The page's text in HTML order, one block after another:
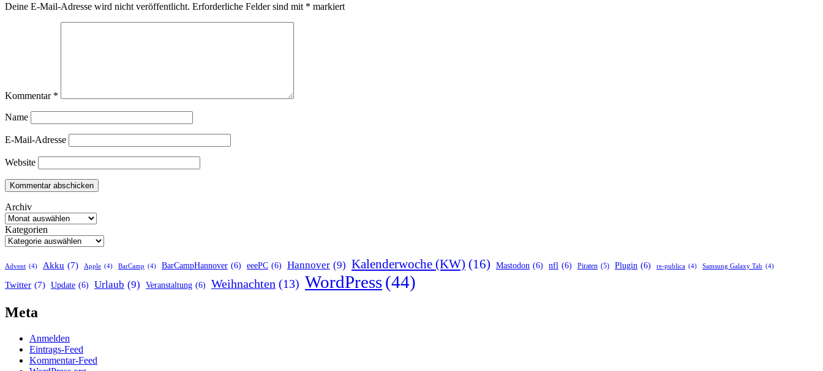
Deine E-Mail-Adresse wird nicht veröffentlicht. Erforderliche Felder sind mit * markiert
Kommentar *
Name
E-Mail-Adresse
Website
Archiv
Kategorien
Advent (4) Akku (7) Apple (4) BarCamp (4) BarCampHannover (6) eeePC (6) Hannover (9) Kalenderwoche (KW) (16) Mastodon (6) nfl (6) Piraten (5) Plugin (6) re-publica (4) Samsung Galaxy Tab (4)
Twitter (7) Update (6) Urlaub (9) Veranstaltung (6) Weihnachten (13) WordPress(44)
Meta
Anmelden
Eintrags-Feed
Kommentar-Feed